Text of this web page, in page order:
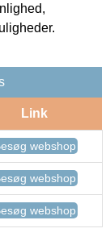
Link
webshop
webshop
webshop